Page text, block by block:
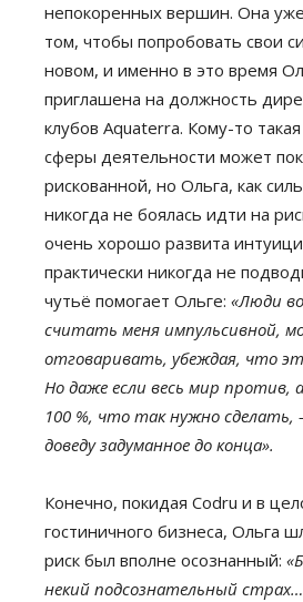
непокоренных вершин. Она
том, чтобы попробовать свои
новом, и именно в это время
приглашена на должность
клубов Aquaterra. Кому-то
сферы деятельности может
рискованной, но Ольга, как
никогда не боялась идти на
очень хорошо развита
практически никогда не
чутьё помогает Ольге: «Люди
считать меня импульсивной,
отговаривать, убеждая, что
Но даже если весь мир против,
100 %, что так нужно сделать,
доведу задуманное до конца».
Конечно, покидая Codru и в
гостиничного бизнеса, Ольга
риск был вполне осознанный:
некий подсознательный